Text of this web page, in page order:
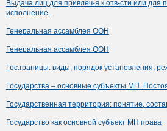
Выдача лиц для привлеч-я к отв-сти или для
исполнение.
Генеральная ассамблея ООН
Генеральная ассамблея ООН
Гос.границы: виды, порядок установления,
Государства – основные субъекты МП.
Государственная территория: понятие,
Государство как основной субъект МН права